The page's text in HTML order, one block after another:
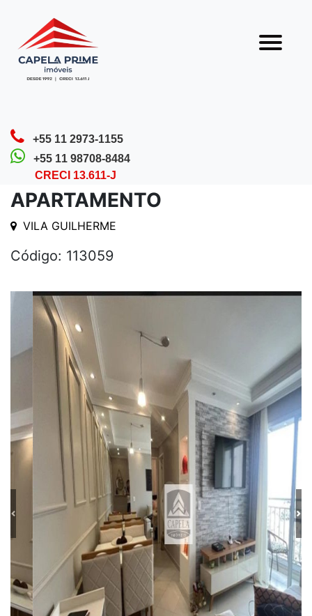
+55 11 2973-1155
+55 11 98708-8484
CRECI 13.611-J
Olá! Que bom que você veio nos visitar.
Nossa equipe está sempre pronta para te
atender.
APARTAMENTO
VILA GUILHERME
Código: 113059